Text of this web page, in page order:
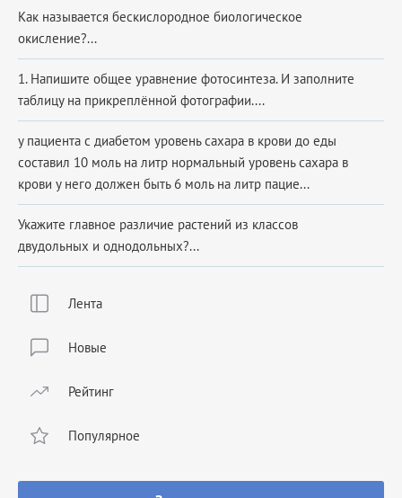
Лента
Новые
Рейтинг
Популярное
Как называется бескислородное биологическое
окисление?...
1. Напишите общее уравнение фотосинтеза. И заполните
таблицу на прикреплённой фотографии....
у пациента с диабетом уровень сахара в крови до еды
составил 10 моль на литр нормальный уровень сахара в
крови у него должен быть 6 моль на литр пацие...
Укажите главное различие растений из классов
двудольных и однодольных?...